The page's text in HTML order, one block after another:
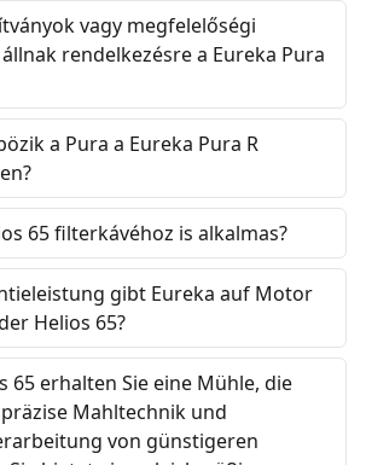
vagy megfelelőségi
rendelkezésre a Eureka Pura
a Pura a Eureka Pura R
65 filterkávéhoz is alkalmas?
gibt Eureka auf Motor
Helios 65?
65 erhalten Sie eine Mühle, die
Mahltechnik und
von günstigeren